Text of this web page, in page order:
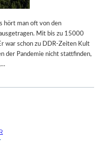
hört man oft von den
Mit bis zu 15000
war schon zu DDR-Zeiten Kult
der Pandemie nicht stattfinden,